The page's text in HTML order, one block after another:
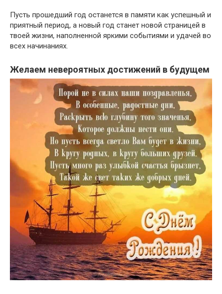
Пусть прошедший год останется в памяти как успешный и
приятный период, а новый год станет новой страницей в
твоей жизни, наполненной яркими событиями и удачей во
всех начинаниях.
Желаем невероятных достижений в будущем